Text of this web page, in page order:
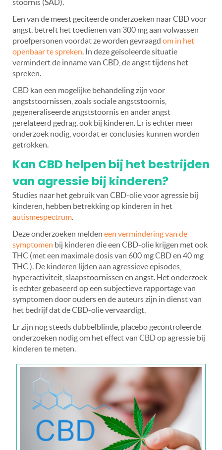
stoornis (SAD).
Een van de meest geciteerde onderzoeken naar CBD voor
angst, betreft het toedienen van 300 mg aan volwassen
proefpersonen voordat ze worden gevraagd om in het
openbaar te spreken. In deze geïsoleerde situatie
vermindert de inname van CBD, de angst tijdens het
spreken.
CBD kan een mogelijke behandeling zijn voor
angststoornissen, zoals sociale angststoornis,
gegeneraliseerde angststoornis en ander angst
gerelateerd gedrag, ook bij kinderen. Er is echter meer
onderzoek nodig, voordat er conclusies kunnen worden
getrokken.
Kan CBD helpen bij het bestrijden
van agressie bij kinderen?
Studies naar het gebruik van CBD-olie voor agressie bij
kinderen, hebben betrekking op kinderen in het
autismespectrum.
Deze onderzoeken melden een vermindering van de
symptomen bij kinderen die een CBD-olie krijgen met ook
THC (met een maximale dosis van 600 mg CBD en 40 mg
THC ). De kinderen lijden aan agressieve episodes,
hyperactiviteit, slaapstoornissen en angst. Het onderzoek
is echter gebaseerd op een subjectieve rapportage van
symptomen door ouders en de auteurs zijn in dienst van
het bedrijf dat de CBD-olie vervaardigt.
Er zijn nog steeds dubbelblinde, placebo gecontroleerde
onderzoeken nodig om het effect van CBD op agressie bij
kinderen te meten.